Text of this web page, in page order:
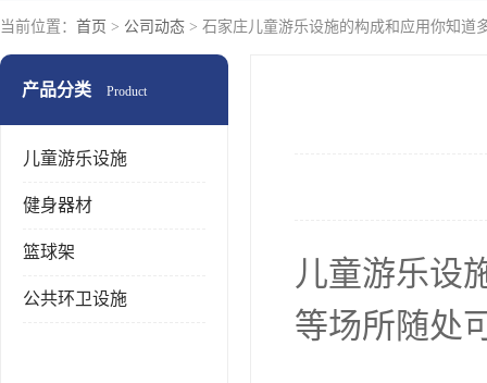
当前位置： 首页 > 公司动态 > 石家庄儿童游乐设施的构成和应用你知道
产品分类 Product
儿童游乐设施
健身器材
篮球架
公共环卫设施
儿童游乐设
等场所随处